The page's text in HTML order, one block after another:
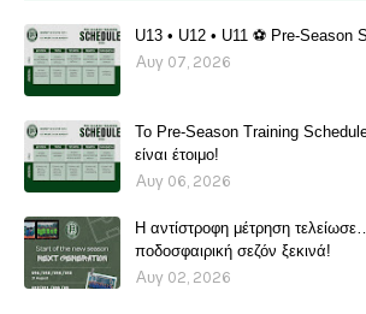
U13 • U12 • U11 ⚽️ Pre-Season
Αυγ 07, 2026
Το Pre-Season Training
είναι έτοιμο!
Αυγ 06, 2026
Η αντίστροφη μέτρηση
ποδοσφαιρική σεζόν ξεκινά!
Αυγ 02, 2026